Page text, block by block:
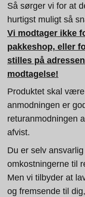
Så sørger vi for at
hurtigst muligt så
Vi modtager ikke
pakkeshop, eller
stilles på
modtagelse!
Produktet skal
anmodningen er
returanmodningen
afvist.
Du er selv
omkostningerne til
Men vi tilbyder at
og fremsende til